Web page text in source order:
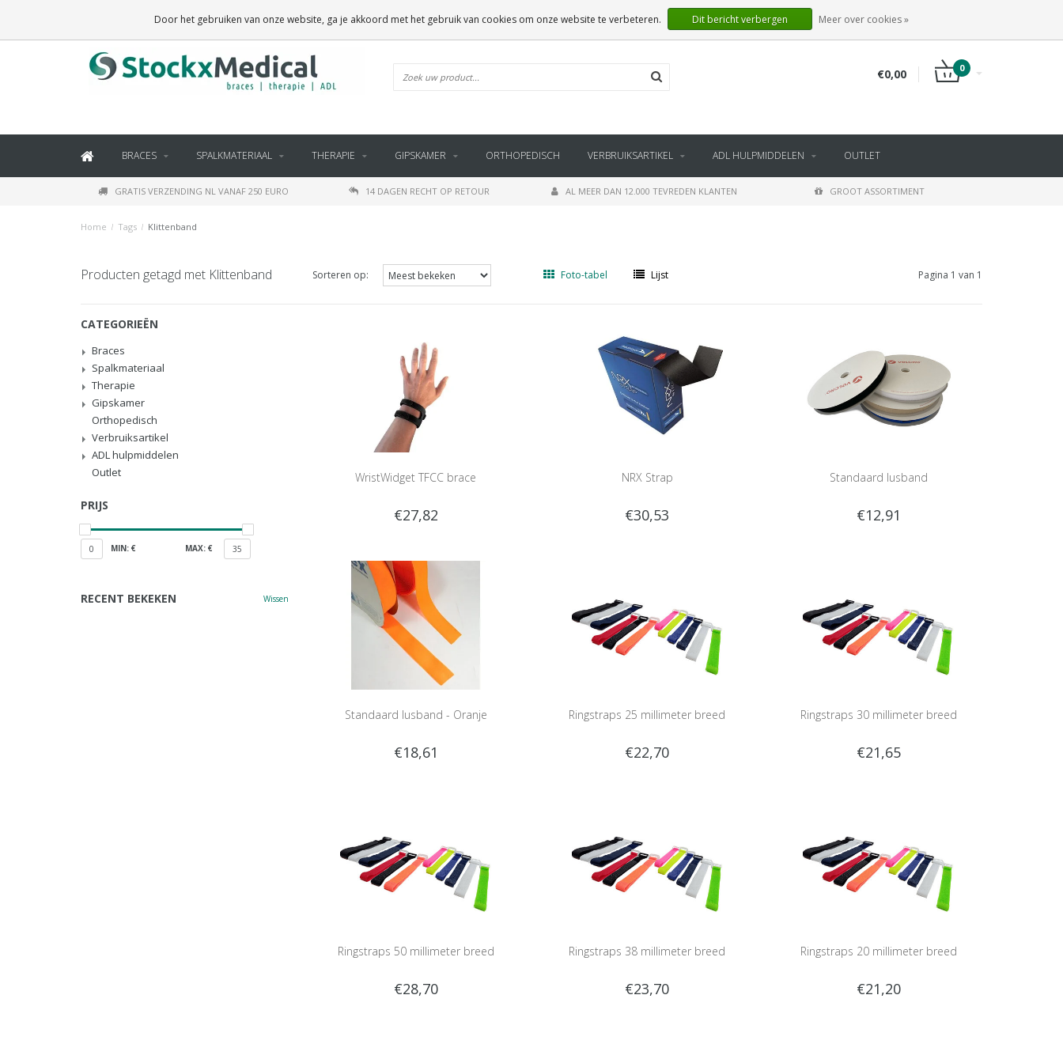
INLOGGEN
NL
€0,00 0
BRACES SPALKMATERIAAL THERAPIE GIPSKAMER ORTHOPEDISCH VERBRUIKSARTIKEL ADL HULPMIDDELEN OUTLET
GRATIS VERZENDING NL VANAF 250 EURO 14 DAGEN RECHT OP RETOUR AL MEER DAN 12.000 TEVREDEN KLANTEN GROOT ASSORTIMENT
Home / Tags / Klittenband
Producten getagd met Klittenband Sorteren op: Foto-tabel Lijst Pagina 1 van 1
CATEGORIEËN
Braces
Spalkmateriaal
Therapie
Gipskamer
Orthopedisch
Verbruiksartikel
ADL hulpmiddelen
Outlet
PRIJS
0 MIN: € MAX: € 35
RECENT BEKEKEN Wissen
WristWidget TFCC brace
€27,82
NRX Strap
€30,53
Standaard lusband
€12,91
Standaard lusband - Oranje
€18,61
Ringstraps 25 millimeter breed
€22,70
Ringstraps 30 millimeter breed
€21,65
Ringstraps 50 millimeter breed
€28,70
Ringstraps 38 millimeter breed
€23,70
Ringstraps 20 millimeter breed
€21,20
Door het gebruiken van onze website, ga je akkoord met het gebruik van cookies om onze website te verbeteren. Dit bericht verbergen Meer over cookies »